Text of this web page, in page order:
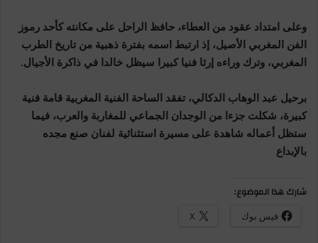
وعلى امتداد عقود من العطاء، حافظ الراحل على مكانته كأحد رموز
الفن المغربي الأصيل، إذ ارتبط اسمه بفترة ذهبية من تاريخ الطرب
المغربي، وترك وراءه إرثا فنيا كبيرا سيظل خالدا في ذاكرة الأجيال.
برحيل عبد الوهاب الدكالي، تفقد الساحة الفنية المغربية قامة فنية
كبيرة، شكلت جزءا من الوجدان الجماعي للمغاربة والعرب، فيما
ستظل أعماله شاهدة على مسيرة استثنائية لفنان صنع مجده
بالإبداع
شارك هذا الموضوع:
فيس بوك X